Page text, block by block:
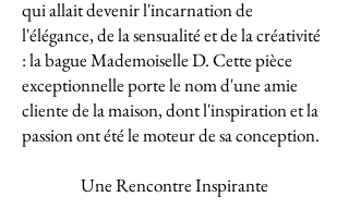
qui allait devenir l'incarnation de
l'élégance, de la sensualité et de la créativité
: la bague Mademoiselle D. Cette pièce
exceptionnelle porte le nom d'une amie
cliente de la maison, dont l'inspiration et la
passion ont été le moteur de sa conception.
Une Rencontre Inspirante